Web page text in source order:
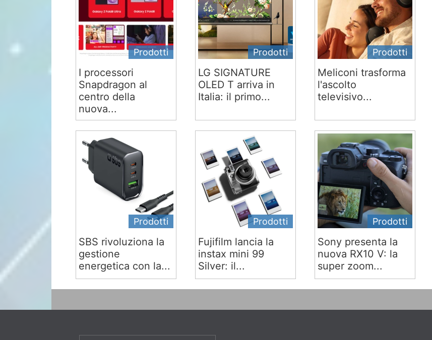
Prodotti
I processori
Snapdragon al
centro della
nuova...
Prodotti
LG SIGNATURE
OLED T arriva in
Italia: il primo...
Prodotti
Meliconi trasforma
l'ascolto
televisivo...
Prodotti
SBS rivoluziona la
gestione
energetica con la...
Prodotti
Fujifilm lancia la
instax mini 99
Silver: il...
Prodotti
Sony presenta la
nuova RX10 V: la
super zoom...